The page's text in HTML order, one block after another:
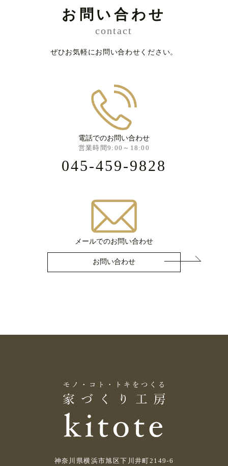
お問い合わせ
contact
ぜひお気軽にお問い合わせください。
電話でのお問い合わせ
営業時間9:00～18:00
045-459-9828
メールでのお問い合わせ
お問い合わせ
神奈川県横浜市旭区下川井町2149-6